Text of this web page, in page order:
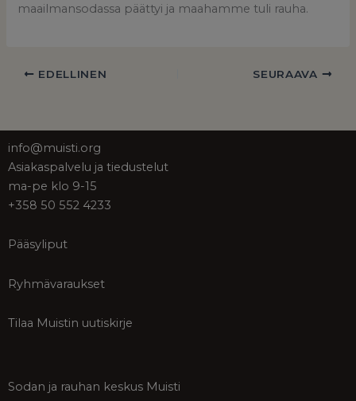
maailmansodassa päättyi ja maahamme tuli rauha.
EDELLINEN SEURAAVA
info@muisti.org
Asiakaspalvelu ja tiedustelut
ma-pe klo 9-15
+358 50 552 4233
Pääsyliput
Ryhmävaraukset
Tilaa Muistin uutiskirje
Sodan ja rauhan keskus Muisti